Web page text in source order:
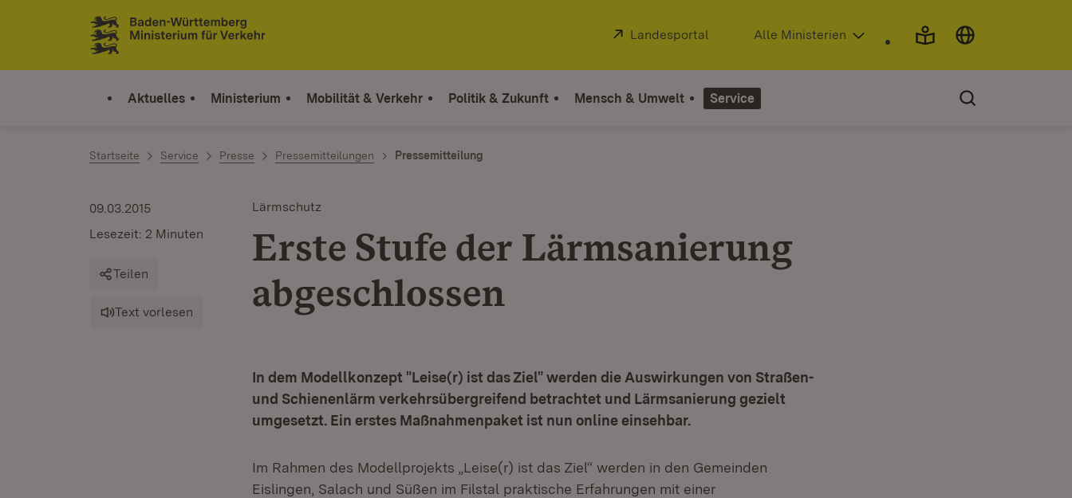
Zum Inhalt springen
Link zur Startseite
Extern:
Landesportal (Öffnet in neuem Fenster)
Alle Ministerien
Aktuelles Ministerium Mobilität & Verkehr Politik & Zukunft Mensch & Umwelt Service
Startseite Service Presse Pressemitteilungen Pressemitteilung
Lärmschutz
Erste Stufe der Lärmsanierung
abgeschlossen
09.03.2015
Lesezeit: 2 Minuten
Teilen
Text vorlesen
In dem Modellkonzept "Leise(r) ist das Ziel" werden die Auswirkungen von Straßen-
und Schienenlärm verkehrsübergreifend betrachtet und Lärmsanierung gezielt
umgesetzt. Ein erstes Maßnahmenpaket ist nun online einsehbar.
Im Rahmen des Modellprojekts „Leise(r) ist das Ziel“ werden in den Gemeinden
Eislingen, Salach und Süßen im Filstal praktische Erfahrungen mit einer